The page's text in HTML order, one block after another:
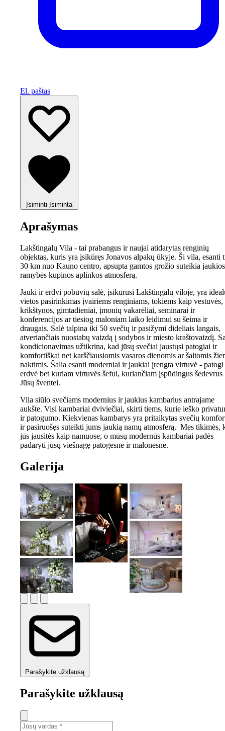
El. paštas
Įsiminti Įsiminta
Aprašymas
Lakštingalų Vila - tai prabangus ir naujai atidarytas renginių
objektas, kuris yra įsikūręs Jonavos alpakų ūkyje. Ši vila, esanti
30 km nuo Kauno centro, apsupta gamtos grožio suteikia
ramybės kupinos aplinkos atmosferą.
Jauki ir erdvi pobūvių salė, įsikūrusi Lakštingalų viloje, yra
vietos pasirinkimas įvairiems renginiams, tokiems kaip vestuvės,
krikštynos, gimtadieniai, įmonių vakarėliai, seminarai ir
konferencijos ar tiesiog maloniam laiko leidimui su šeima ir
draugais. Salė talpina iki 50 svečių ir pasižymi dideliais langais,
atveriančiais nuostabų vaizdą į sodybos ir miesto kraštovaizdį.
kondicionavimas užtikrina, kad jūsų svečiai jaustųsi patogiai ir
komfortiškai net karščiausiomis vasaros dienomis ar šaltomis
naktimis. Šalia esanti moderniai ir jaukiai įrengta virtuvė - patogi
erdvė bet kuriam virtuvės šefui, kuriančiam įspūdingus šedevrus
Jūsų šventei.
Vila siūlo svečiams modernius ir jaukius kambarius antrajame
aukšte. Visi kambariai dviviečiai, skirti tiems, kurie ieško
ir patogumo. Kiekvienas kambarys yra pritaikytas svečių
ir pasiruošęs suteikti jums jaukią namų atmosferą. Mes tikimės,
jūs jausitės kaip namuose, o mūsų modernūs kambariai padės
padaryti jūsų viešnagę patogesne ir malonesne.
Galerija
Parašykite užklausą
Parašykite užklausą